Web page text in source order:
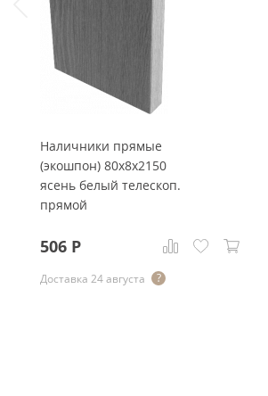
Наличники прямые
(экошпон) 80x8x2150
ясень белый телескоп.
прямой
506 Р
Доставка 24 августа